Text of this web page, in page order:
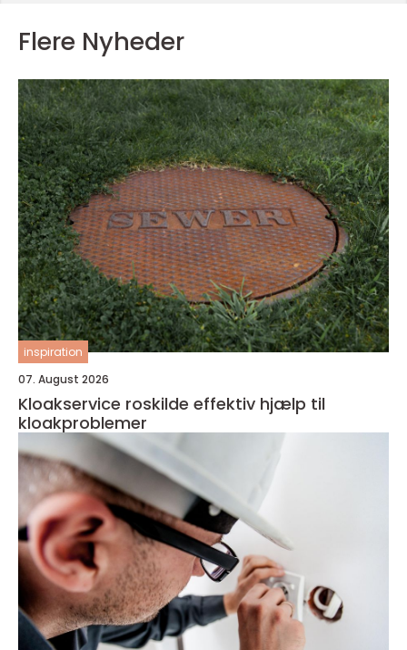
Flere Nyheder
inspiration
07. August 2026
Kloakservice roskilde effektiv hjælp til
kloakproblemer